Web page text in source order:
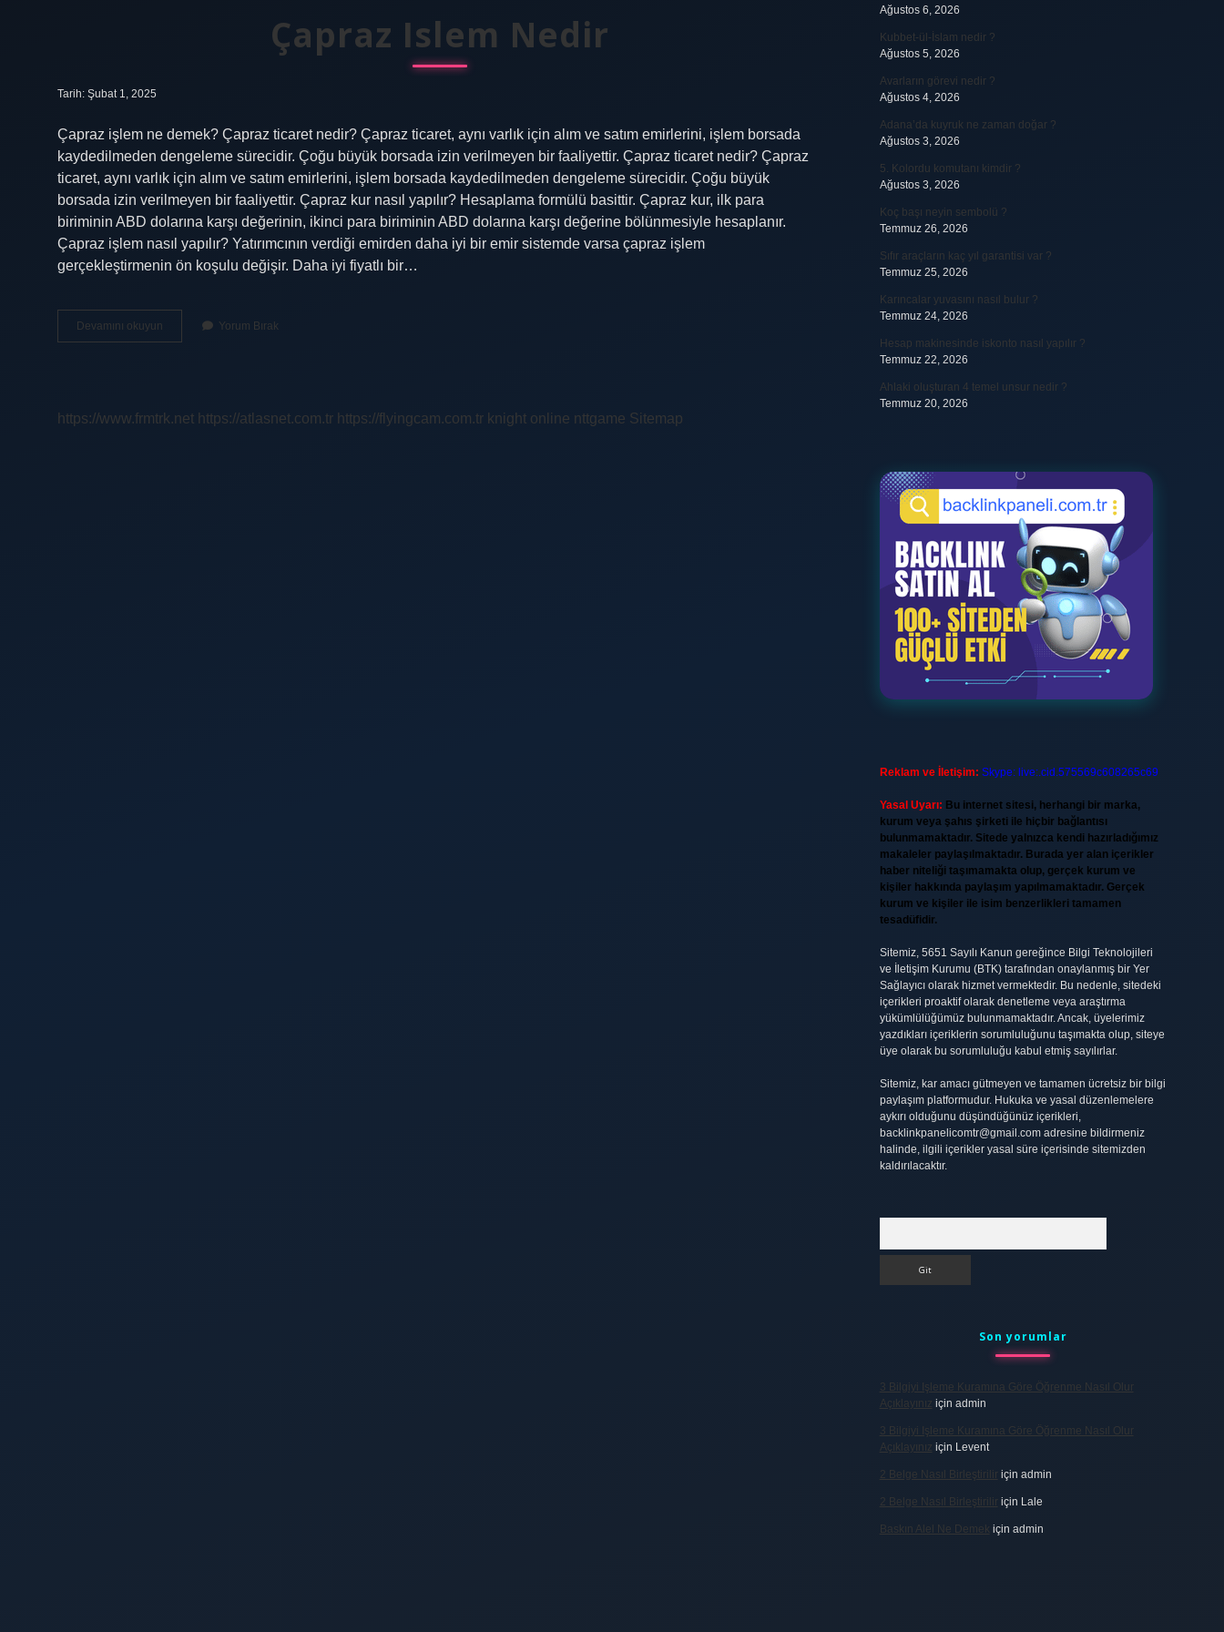
Çapraz Islem Nedir
Tarih: Şubat 1, 2025
Çapraz işlem ne demek? Çapraz ticaret nedir? Çapraz ticaret, aynı varlık için alım ve satım emirlerini, işlem borsada
kaydedilmeden dengeleme sürecidir. Çoğu büyük borsada izin verilmeyen bir faaliyettir. Çapraz ticaret nedir? Çapraz
ticaret, aynı varlık için alım ve satım emirlerini, işlem borsada kaydedilmeden dengeleme sürecidir. Çoğu büyük
borsada izin verilmeyen bir faaliyettir. Çapraz kur nasıl yapılır? Hesaplama formülü basittir. Çapraz kur, ilk para
biriminin ABD dolarına karşı değerinin, ikinci para biriminin ABD dolarına karşı değerine bölünmesiyle hesaplanır.
Çapraz işlem nasıl yapılır? Yatırımcının verdiği emirden daha iyi bir emir sistemde varsa çapraz işlem
gerçekleştirmenin ön koşulu değişir. Daha iyi fiyatlı bir…
Devamını okuyun
Islem
Yorum Bırak
https://www.frmtrk.net https://atlasnet.com.tr https://flyingcam.com.tr knight online nttgame Sitemap
Ağustos 6, 2026
Kubbet-ül-İslam nedir ?
Ağustos 5, 2026
Avarların görevi nedir ?
Ağustos 4, 2026
Adana’da kuyruk ne zaman doğar ?
Ağustos 3, 2026
5. Kolordu komutanı kimdir ?
Ağustos 3, 2026
Koç başı neyin sembolü ?
Temmuz 26, 2026
Sıfır araçların kaç yıl garantisi var ?
Temmuz 25, 2026
Karıncalar yuvasını nasıl bulur ?
Temmuz 24, 2026
Hesap makinesinde iskonto nasıl yapılır ?
Temmuz 22, 2026
Ahlaki oluşturan 4 temel unsur nedir ?
Temmuz 20, 2026
Reklam ve İletişim: Skype: live:.cid.575569c608265c69
Yasal Uyarı: Bu internet sitesi, herhangi bir marka,
kurum veya şahıs şirketi ile hiçbir bağlantısı
bulunmamaktadır. Sitede yalnızca kendi hazırladığımız
makaleler paylaşılmaktadır. Burada yer alan içerikler
haber niteliği taşımamakta olup, gerçek kurum ve
kişiler hakkında paylaşım yapılmamaktadır. Gerçek
kurum ve kişiler ile isim benzerlikleri tamamen
tesadüfidir.
Sitemiz, 5651 Sayılı Kanun gereğince Bilgi Teknolojileri
ve İletişim Kurumu (BTK) tarafından onaylanmış bir Yer
Sağlayıcı olarak hizmet vermektedir. Bu nedenle, sitedeki
içerikleri proaktif olarak denetleme veya araştırma
yükümlülüğümüz bulunmamaktadır. Ancak, üyelerimiz
yazdıkları içeriklerin sorumluluğunu taşımakta olup, siteye
üye olarak bu sorumluluğu kabul etmiş sayılırlar.
Sitemiz, kar amacı gütmeyen ve tamamen ücretsiz bir bilgi
paylaşım platformudur. Hukuka ve yasal düzenlemelere
aykırı olduğunu düşündüğünüz içerikleri,
backlinkpanelicomtr@gmail.comadresine bildirmeniz
halinde, ilgili içerikler yasal süre içerisinde sitemizden
kaldırılacaktır.
Son yorumlar
3 Bilgiyi Işleme Kuramına Göre Öğrenme Nasıl Olur
Açıklayınız için admin
3 Bilgiyi Işleme Kuramına Göre Öğrenme Nasıl Olur
Açıklayınız için Levent
2 Belge Nasıl Birleştirilir için admin
2 Belge Nasıl Birleştirilir için Lale
Baskın Alel Ne Demek için admin